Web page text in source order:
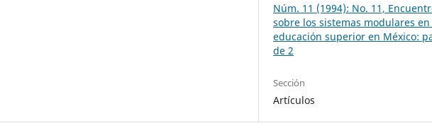
Núm. 11 (1994): No. 11,
sobre los sistemas modulares en
educación superior en México:
de 2
Sección
Artículos